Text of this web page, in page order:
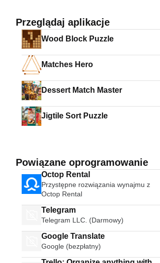
Przeglądaj aplikacje
Wood Block Puzzle
Matches Hero
Dessert Match Master
Jigtile Sort Puzzle
Powiązane oprogramowanie
Octop Rental
Przystępne rozwiązania wynajmu z
Octop Rental
Telegram
Telegram LLC. (Darmowy)
Google Translate
Google (bezpłatny)